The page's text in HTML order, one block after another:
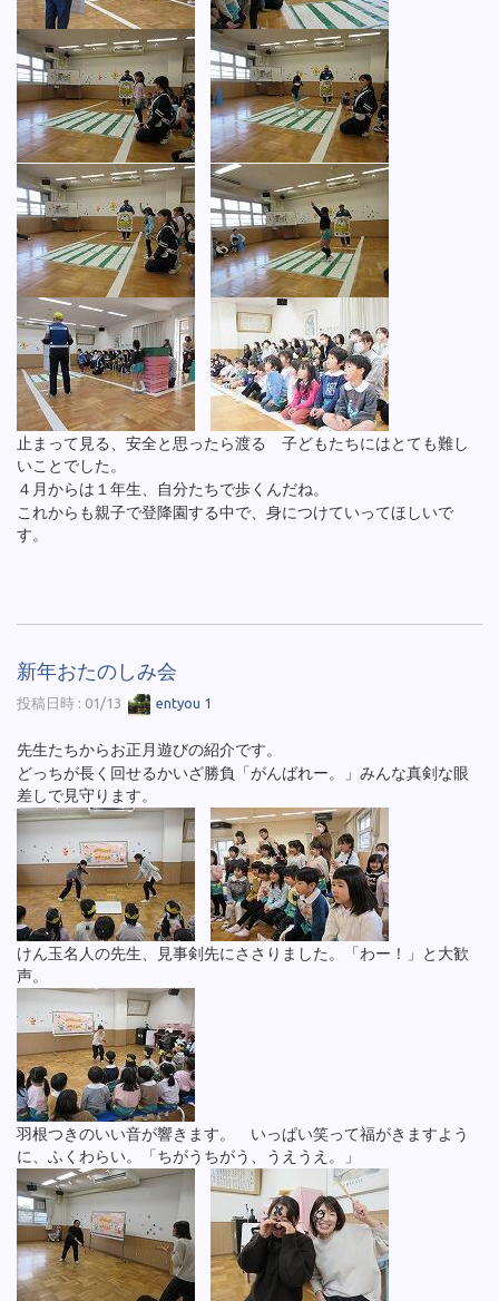
止まって見る、安全と思ったら渡る 子どもたちにはとても難し
いことでした。
４月からは１年生、自分たちで歩くんだね。
これからも親子で登降園する中で、身につけていってほしいで
す。
新年おたのしみ会
投稿日時 : 01/13 entyou 1
先生たちからお正月遊びの紹介です。
どっちが長く回せるかいざ勝負「がんばれー。」みんな真剣な眼
差しで見守ります。
けん玉名人の先生、見事剣先にささりました。「わー！」と大歓
声。
羽根つきのいい音が響きます。 いっぱい笑って福がきますよう
に、ふくわらい。「ちがうちがう、うえうえ。」